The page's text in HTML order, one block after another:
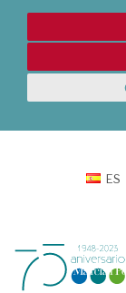
ES